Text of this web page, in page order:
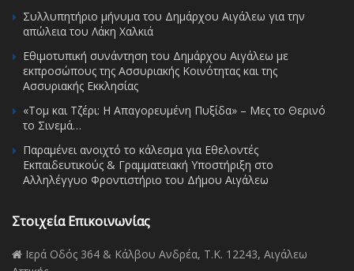
Συλλυπητήριο μήνυμα του Δημάρχου Αιγάλεω για την
απώλεια του Λάκη Χαλκιά
Εθιμοτυπική συνάντηση του Δημάρχου Αιγάλεω με
εκπροσώπους της Ασσυριακής Κοινότητας και της
Ασσυριακής Εκκλησίας
«Τομ και Τζέρι: Η Απαγορευμένη Πυξίδα» – Μες το Θερινό
το Σινεμά…
Παραμένει ανοιχτό το κάλεσμα για Εθελοντές
Εκπαιδευτικούς & Γραμματειακή Υποστήριξη στο
Αλληλέγγυο Φροντιστήριο του Δήμου Αιγάλεω
Στοιχεία Επικοινωνίας
Ιερά Οδός 364 & Κάλβου Ανδρέα, Τ.Κ. 12243, Αιγάλεω